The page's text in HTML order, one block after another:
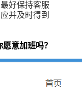
好保持客服
并及时得到
意加班吗？